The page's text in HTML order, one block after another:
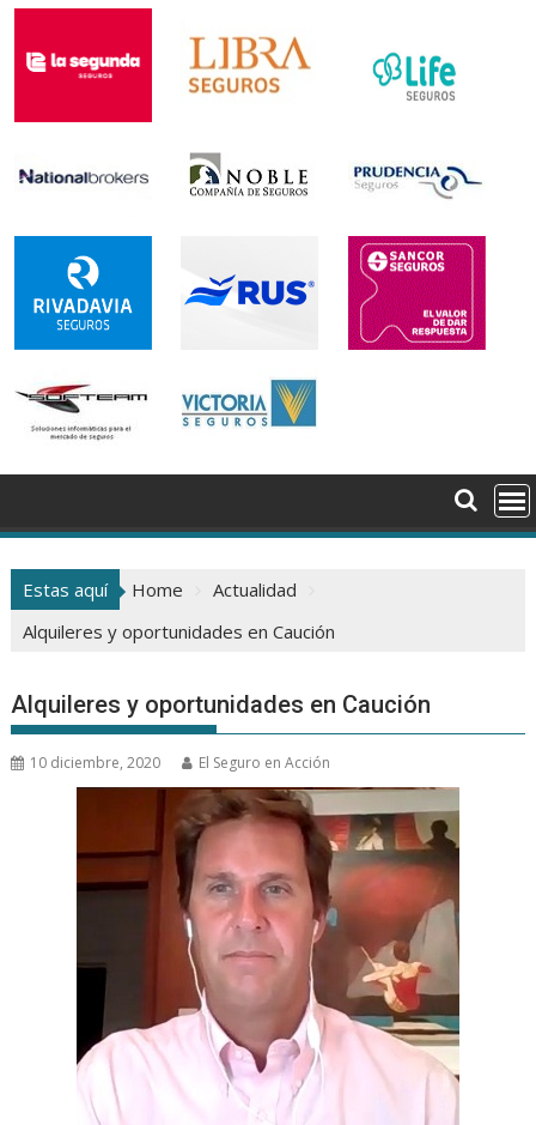
Estas aquí Home
Actualidad
Alquileres y oportunidades en Caución
Alquileres y oportunidades en Caución
10 diciembre, 2020 El Seguro en Acción